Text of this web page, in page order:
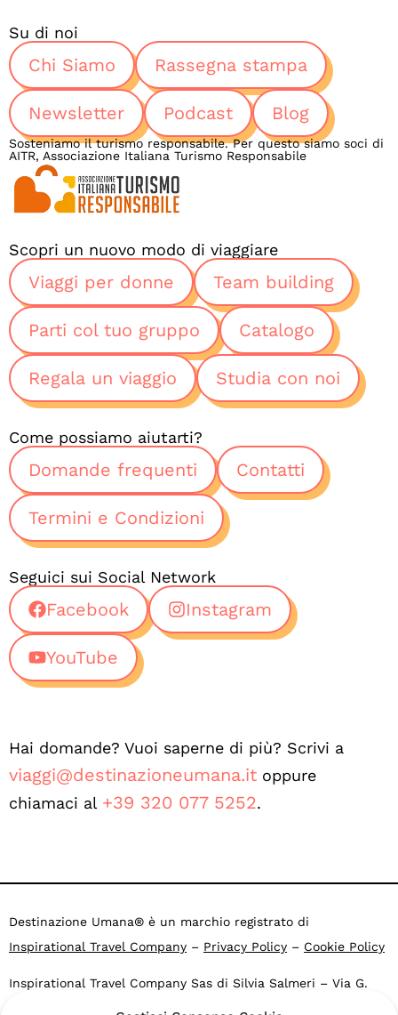
Su di noi
Chi Siamo Rassegna stampa
Newsletter Podcast Blog
Sosteniamo il turismo responsabile. Per questo siamo soci di
AITR, Associazione Italiana Turismo Responsabile
Scopri un nuovo modo di viaggiare
Viaggi per donne Team building
Parti col tuo gruppo Catalogo
Regala un viaggio Studia con noi
Come possiamo aiutarti?
Domande frequenti Contatti
Termini e Condizioni
Seguici sui Social Network
Facebook Instagram
YouTube
Hai domande? Vuoi saperne di più? Scrivi a
viaggi@destinazioneumana.it oppure
chiamaci al +39 320 077 5252.
Destinazione Umana® è un marchio registrato di
Inspirational Travel Company – Privacy Policy – Cookie Policy
Inspirational Travel Company Sas di Silvia Salmeri – Via G.